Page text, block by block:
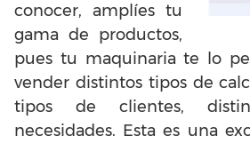
conocer, amplíes tu
gama de productos,
pues tu maquinaria te lo
vender distintos tipos de
tipos de clientes,
necesidades. Esta es una